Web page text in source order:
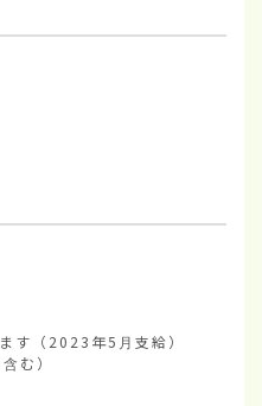
す（2023年5月支給）
む）